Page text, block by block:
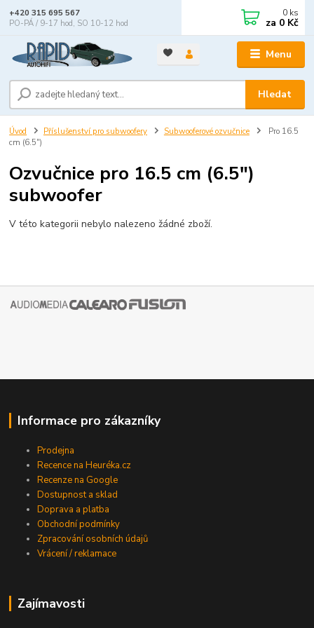
Menu
Hledat
+420 315 695 567
PO-PÁ / 9-17 hod, SO 10-12 hod
0 ks
za 0 Kč
Úvod Příslušenství pro subwoofery Subwooferové ozvučnice
Pro 16.5
cm (6.5")
Ozvučnice pro 16.5 cm (6.5")
subwoofer
V této kategorii nebylo nalezeno žádné zboží.
Informace pro zákazníky
Prodejna
Recence na Heuréka.cz
Recenze na Google
Dostupnost a sklad
Doprava a platba
Obchodní podmínky
Zpracování osobních údajů
Vrácení / reklamace
Zajímavosti